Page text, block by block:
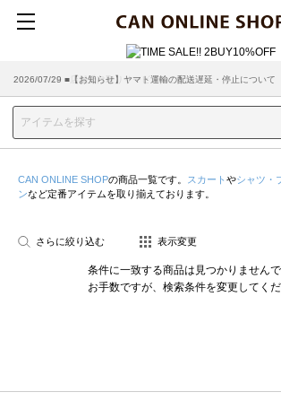
2026/07/29 ■【お知らせ】ヤマト運輸の配送遅延・停止について
2026/03/18 ■店舗受け取りサービスのご案内
CAN ONLINE SHOPの商品一覧です。 スカート やシャツ・
ンなど定番アイテムを取り揃えております。
さらに絞り込む 表示変更
条件に一致する商品は見つかりませんで
お手数ですが、検索条件を変更してくだ